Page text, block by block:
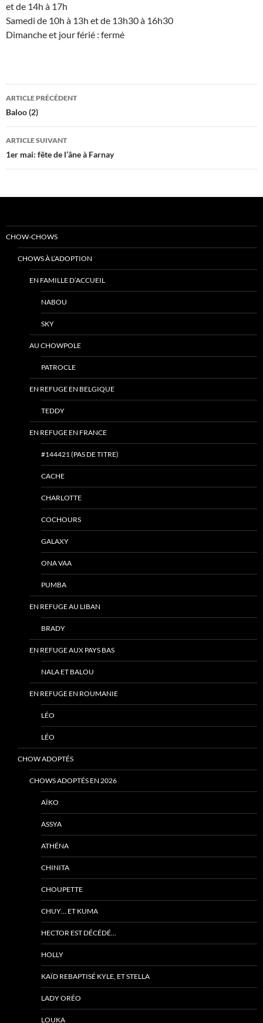
et de 14h à 17h
Samedi de 10h à 13h et de 13h30 à 16h30
Dimanche et jour férié : fermé
Navigation
des
articles
ARTICLE PRÉCÉDENT
Baloo (2)
ARTICLE SUIVANT
1er mai: fête de l’âne à Farnay
CHOW-CHOWS
CHOWS À L’ADOPTION
EN FAMILLE D’ACCUEIL
NABOU
SKY
AU CHOWPOLE
PATROCLE
EN REFUGE EN BELGIQUE
TEDDY
EN REFUGE EN FRANCE
#144421 (PAS DE TITRE)
CACHE
CHARLOTTE
COCHOURS
GALAXY
ONA VAA
PUMBA
EN REFUGE AU LIBAN
BRADY
EN REFUGE AUX PAYS BAS
NALA ET BALOU
EN REFUGE EN ROUMANIE
LÉO
LÉO
CHOW ADOPTÉS
CHOWS ADOPTÉS EN 2026
AÏKO
ASSYA
ATHÉNA
CHINITA
CHOUPETTE
CHUY… ET KUMA
HECTOR EST DÉCÉDÉ…
HOLLY
KAÏD REBAPTISÉ KYLE, ET STELLA
LADY ORÉO
LOUKA